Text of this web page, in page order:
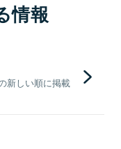
情報
新しい順に掲載